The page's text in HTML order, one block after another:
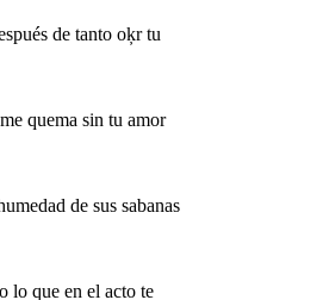
de tanto oķr tu
quema sin tu amor
de sus sabanas
lo que en el acto te